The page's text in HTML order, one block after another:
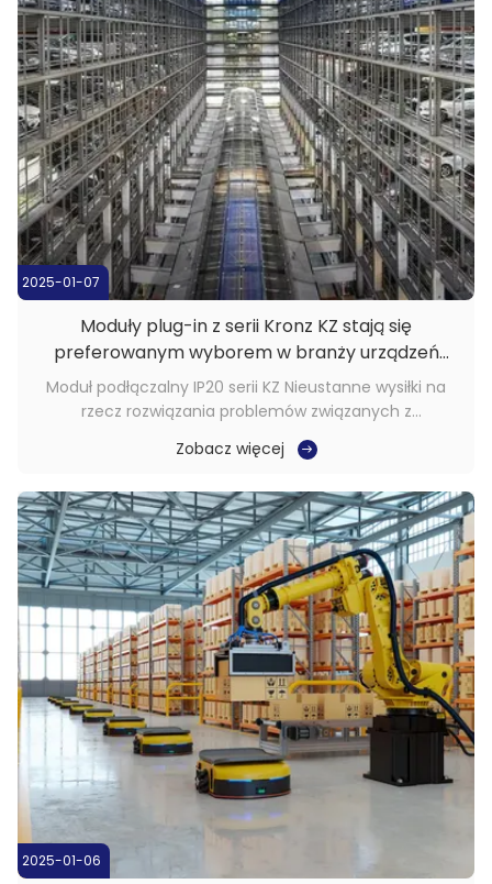
2025-01-07
Moduły plug-in z serii Kronz KZ stają się
preferowanym wyborem w branży urządzeń
parkingowych
Moduł podłączalny IP20 serii KZ Nieustanne wysiłki na
rzecz rozwiązania problemów związanych z
parkowaniem oraz poprawy jakości i wydajności
miejskich miejsc parkingowych. 1. Informacje dotyczące
pierwszych, którzy weszli do branży urządzeń ...
Zobacz więcej
2025-01-06